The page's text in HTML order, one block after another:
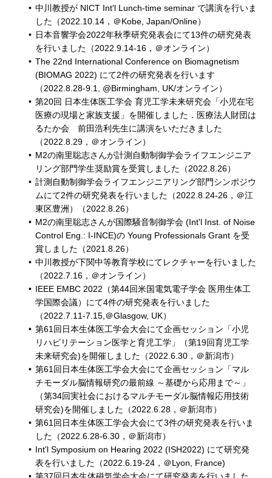
中川教授が NICT Int'l Lunch-time seminar で講演を行いま
した（2022.10.14，＠Kobe, Japan/Online）
日本音響学会2022年秋季研究発表会にて13件の研究発表
を行いました（2022.9.14-16，＠オンライン）
The 22nd International Conference on Biomagnetism
(BIOMAG 2022) にて2件の研究発表を行います
（2022.8.28-9.1, @Birmingham, UK/オンライン）
第20回 日本生体医工学会 育児工学未来研究会「小児在宅
医療の現場と家族支援」を開催しました．医療法人財団は
るたか会 前田浩利先生に講演をいただきました
（2022.8.29，＠オンライン）
M2の南里聡志さんが計測自動制御学会ライフエンジニア
リング部門学生奨励賞を受賞しました（2022.8.26）
計測自動制御学会ライフエンジニアリング部門シンポジウ
ムにて2件の研究発表を行いました（2022.8.24-26，＠江
東区豊洲）（2022.8.26）
M2の南里聡志さんが国際騒音制御学会 (Int'l Inst. of Noise
Control Eng.: I-INCE)の Young Professionals Grant を受
賞しました（2021.8.26）
中川教授が下関中等教育学校にてレクチャーを行いました
（2022.7.16，＠オンライン）
IEEE EMBC 2022（第44回米国電気電子学会 医用生体工
学国際会議）にて4件の研究発表を行いました
（2022.7.11-7.15,＠Glasgow, UK）
第61回日本生体医工学会大会にて企画セッション「小児
リハビリテーション医学と育児工学」（第19回育児工学
未来研究会)を開催しました（2022.6.30，＠新潟市）
第61回日本生体医工学会大会にて企画セッション「マル
チモーダル脳情報研究の最前線 ～基礎から応用まで～」
（第34回実社会におけるマルチモーダル脳情報応用技術
研究会)を開催しました（2022.6.28，＠新潟市）
第61回日本生体医工学会大会にて3件の研究発表を行いま
した（2022.6.28-6.30，＠新潟市）
Int'l Symposium on Hearing 2022 (ISH2022) にて研究発
表を行いました（2022.6.19-24，＠Lyon, France)